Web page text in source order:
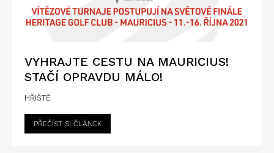
VYHRAJTE CESTU NA MAURICIUS!
STAČÍ OPRAVDU MÁLO!
HŘIŠTĚ
PŘEČÍST SI ČLÁNEK